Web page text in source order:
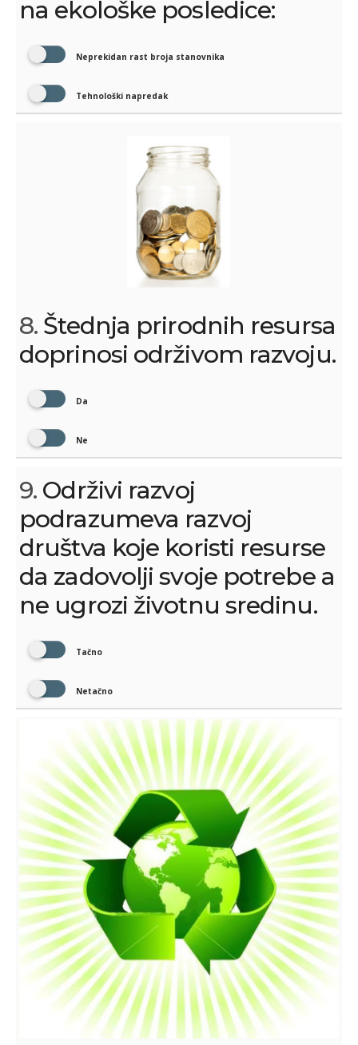
na ekološke posledice:
Neprekidan rast broja stanovnika
Tehnološki napredak
8. Štednja prirodnih resursa
doprinosi održivom razvoju.
Da
Ne
9. Održivi razvoj
podrazumeva razvoj
društva koje koristi resurse
da zadovolji svoje potrebe a
ne ugrozi životnu sredinu.
Tačno
Netačno